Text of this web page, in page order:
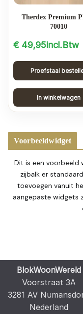
Therdex Premium
70010
€ 49,95incl.Btw
Proefstaal
In winkelwagen
Voorbeeldwidget
Dit is een voorbeeld
zijbalk er
toevoegen vanuit
aangepaste widgets
BlokWoonWereld
Voorstraat 3A
3281 AV
Nederland